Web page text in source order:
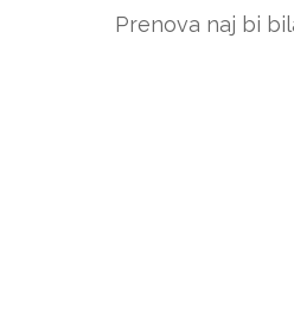
Prenova naj bi